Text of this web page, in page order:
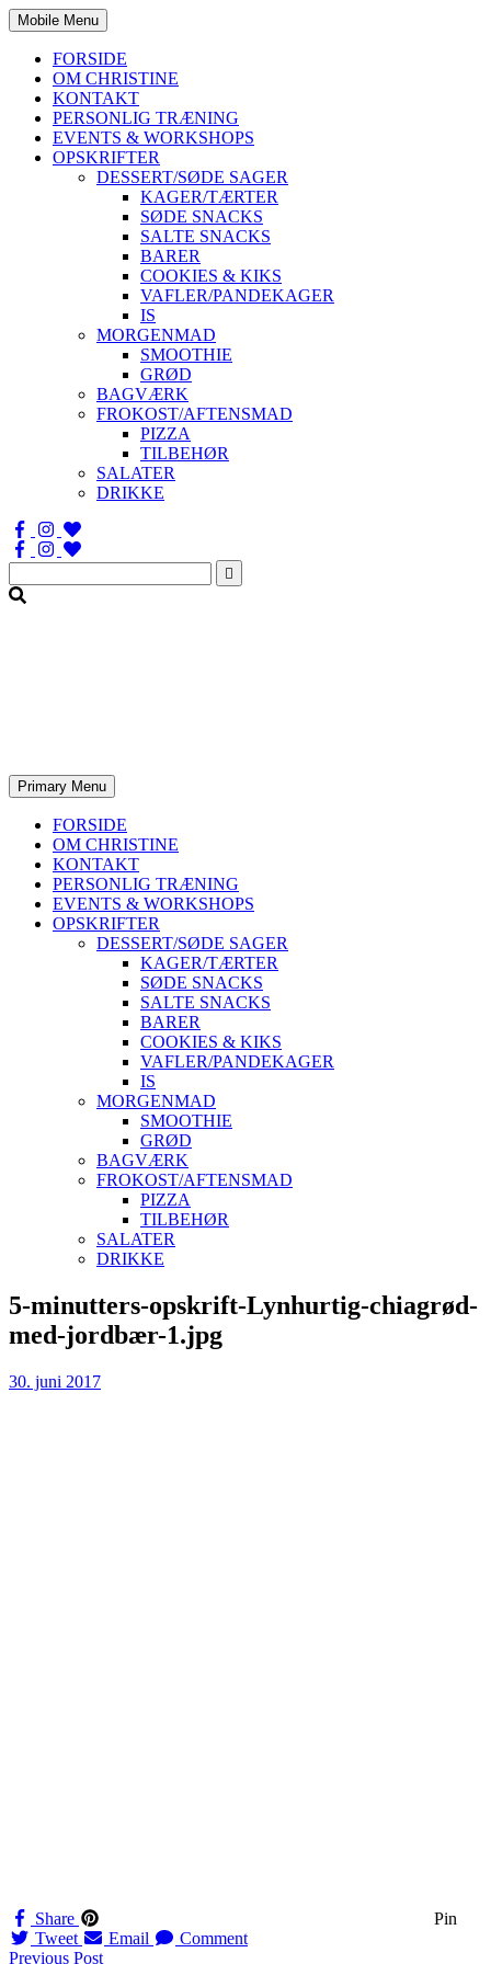
Mobile Menu
FORSIDE
OM CHRISTINE
KONTAKT
PERSONLIG TRÆNING
EVENTS & WORKSHOPS
OPSKRIFTER
DESSERT/SØDE SAGER
KAGER/TÆRTER
SØDE SNACKS
SALTE SNACKS
BARER
COOKIES & KIKS
VAFLER/PANDEKAGER
IS
MORGENMAD
SMOOTHIE
GRØD
BAGVÆRK
FROKOST/AFTENSMAD
PIZZA
TILBEHØR
SALATER
DRIKKE
Søg
efter:
Primary Menu
FORSIDE
OM CHRISTINE
KONTAKT
PERSONLIG TRÆNING
EVENTS & WORKSHOPS
OPSKRIFTER
DESSERT/SØDE SAGER
KAGER/TÆRTER
SØDE SNACKS
SALTE SNACKS
BARER
COOKIES & KIKS
VAFLER/PANDEKAGER
IS
MORGENMAD
SMOOTHIE
GRØD
BAGVÆRK
FROKOST/AFTENSMAD
PIZZA
TILBEHØR
SALATER
DRIKKE
Skip
to
content
5-minutters-opskrift-Lynhurtig-chiagrød-
med-jordbær-1.jpg
30. juni 2017
Share
Pin
Tweet
Email Comment
Previous Post